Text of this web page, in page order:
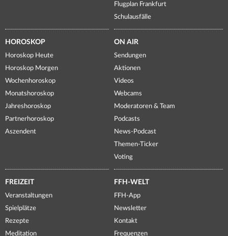
Flugplan Frankfurt
Schulausfälle
HOROSKOP
Horoskop Heute
Horoskop Morgen
Wochenhoroskop
Monatshoroskop
Jahreshoroskop
Partnerhoroskop
Aszendent
ON AIR
Sendungen
Aktionen
Videos
Webcams
Moderatoren & Team
Podcasts
News-Podcast
Themen-Ticker
Voting
FREIZEIT
Veranstaltungen
Spielplätze
Rezepte
Meditation
FFH-WELT
FFH-App
Newsletter
Kontakt
Frequenzen